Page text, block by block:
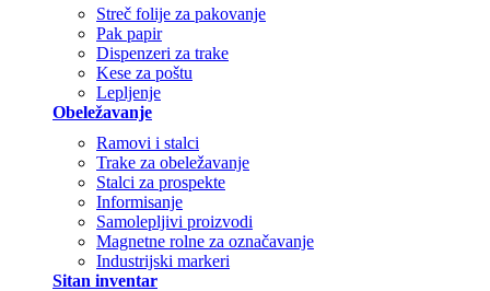
Streč folije za pakovanje
Pak papir
Dispenzeri za trake
Kese za poštu
Lepljenje
Obeležavanje
Ramovi i stalci
Trake za obeležavanje
Stalci za prospekte
Informisanje
Samolepljivi proizvodi
Magnetne rolne za označavanje
Industrijski markeri
Sitan inventar